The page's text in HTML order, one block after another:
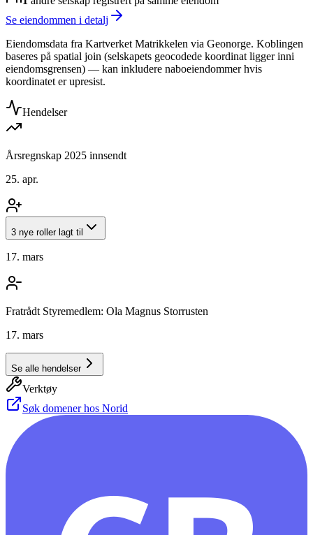
Se eiendommen i detalj
Eiendomsdata fra Kartverket Matrikkelen via Geonorge. Koblingen
baseres på spatial join (selskapets geocodede koordinat ligger inni
eiendomsgrensen) — kan inkludere naboeiendommer hvis
koordinatet er upresist.
Hendelser
Årsregnskap 2025 innsendt
25. apr.
3 nye roller lagt til
17. mars
Fratrådt Styremedlem: Ola Magnus Storrusten
17. mars
Se alle hendelser
Verktøy
Søk domener hos Norid